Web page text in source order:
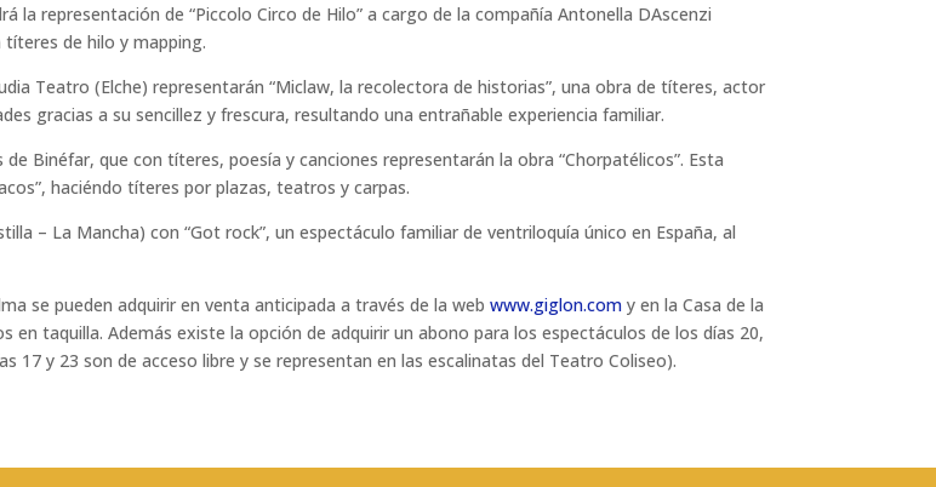
la representación de “Piccolo Circo de Hilo” a cargo de la compañía Antonella DAscenzi
de hilo y mapping.
Teatro (Elche) representarán “Miclaw, la recolectora de historias”, una obra de títeres, actor
gracias a su sencillez y frescura, resultando una entrañable experiencia familiar.
Binéfar, que con títeres, poesía y canciones representarán la obra “Chorpatélicos”. Esta
haciéndo títeres por plazas, teatros y carpas.
– La Mancha) con “Got rock”, un espectáculo familiar de ventriloquía único en España, al
se pueden adquirir en venta anticipada a través de la webwww.giglon.com y en la Casa de la
en taquilla. Además existe la opción de adquirir un abono para los espectáculos de los días 20,
17 y 23 son de acceso libre y se representan en las escalinatas del Teatro Coliseo).